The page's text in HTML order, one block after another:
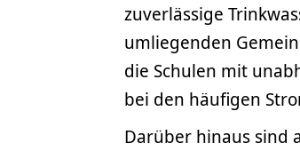
zuverlässige
umliegenden
die Schulen mit
bei den häufigen
Darüber hinaus sind